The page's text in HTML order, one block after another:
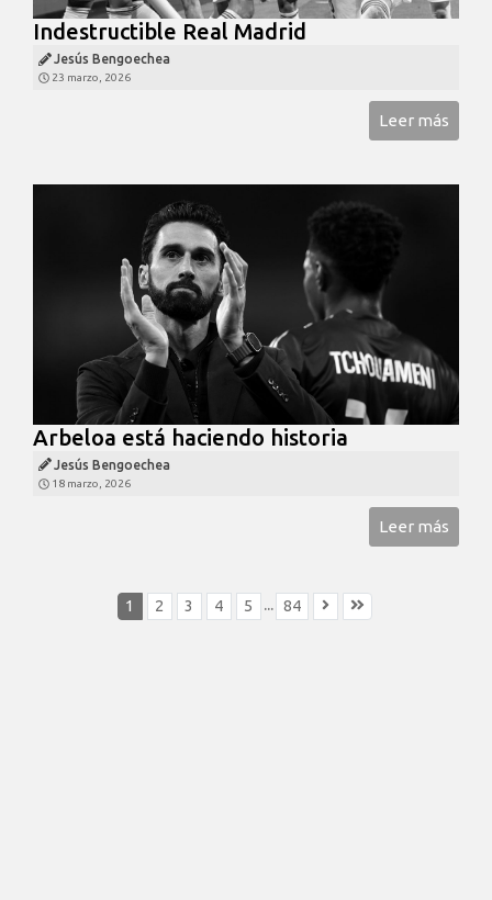
Indestructible Real Madrid
Jesús Bengoechea
23 marzo, 2026
Leer más
Arbeloa está haciendo historia
Jesús Bengoechea
18 marzo, 2026
Leer más
1 2 3 4 5 84